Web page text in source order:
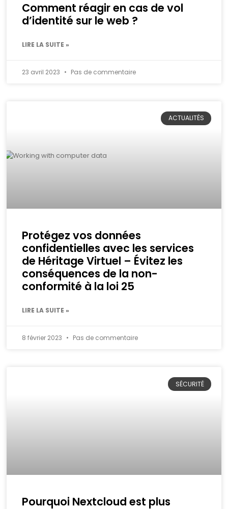
Comment réagir en cas de vol
d’identité sur le web ?
LIRE LA SUITE »
23 avril 2023 Pas de commentaire
ACTUALITÉS
Protégez vos données
confidentielles avec les services
de Héritage Virtuel – Évitez les
conséquences de la non-
conformité à la loi 25
LIRE LA SUITE »
8 février 2023 Pas de commentaire
SÉCURITÉ
Pourquoi Nextcloud est plus